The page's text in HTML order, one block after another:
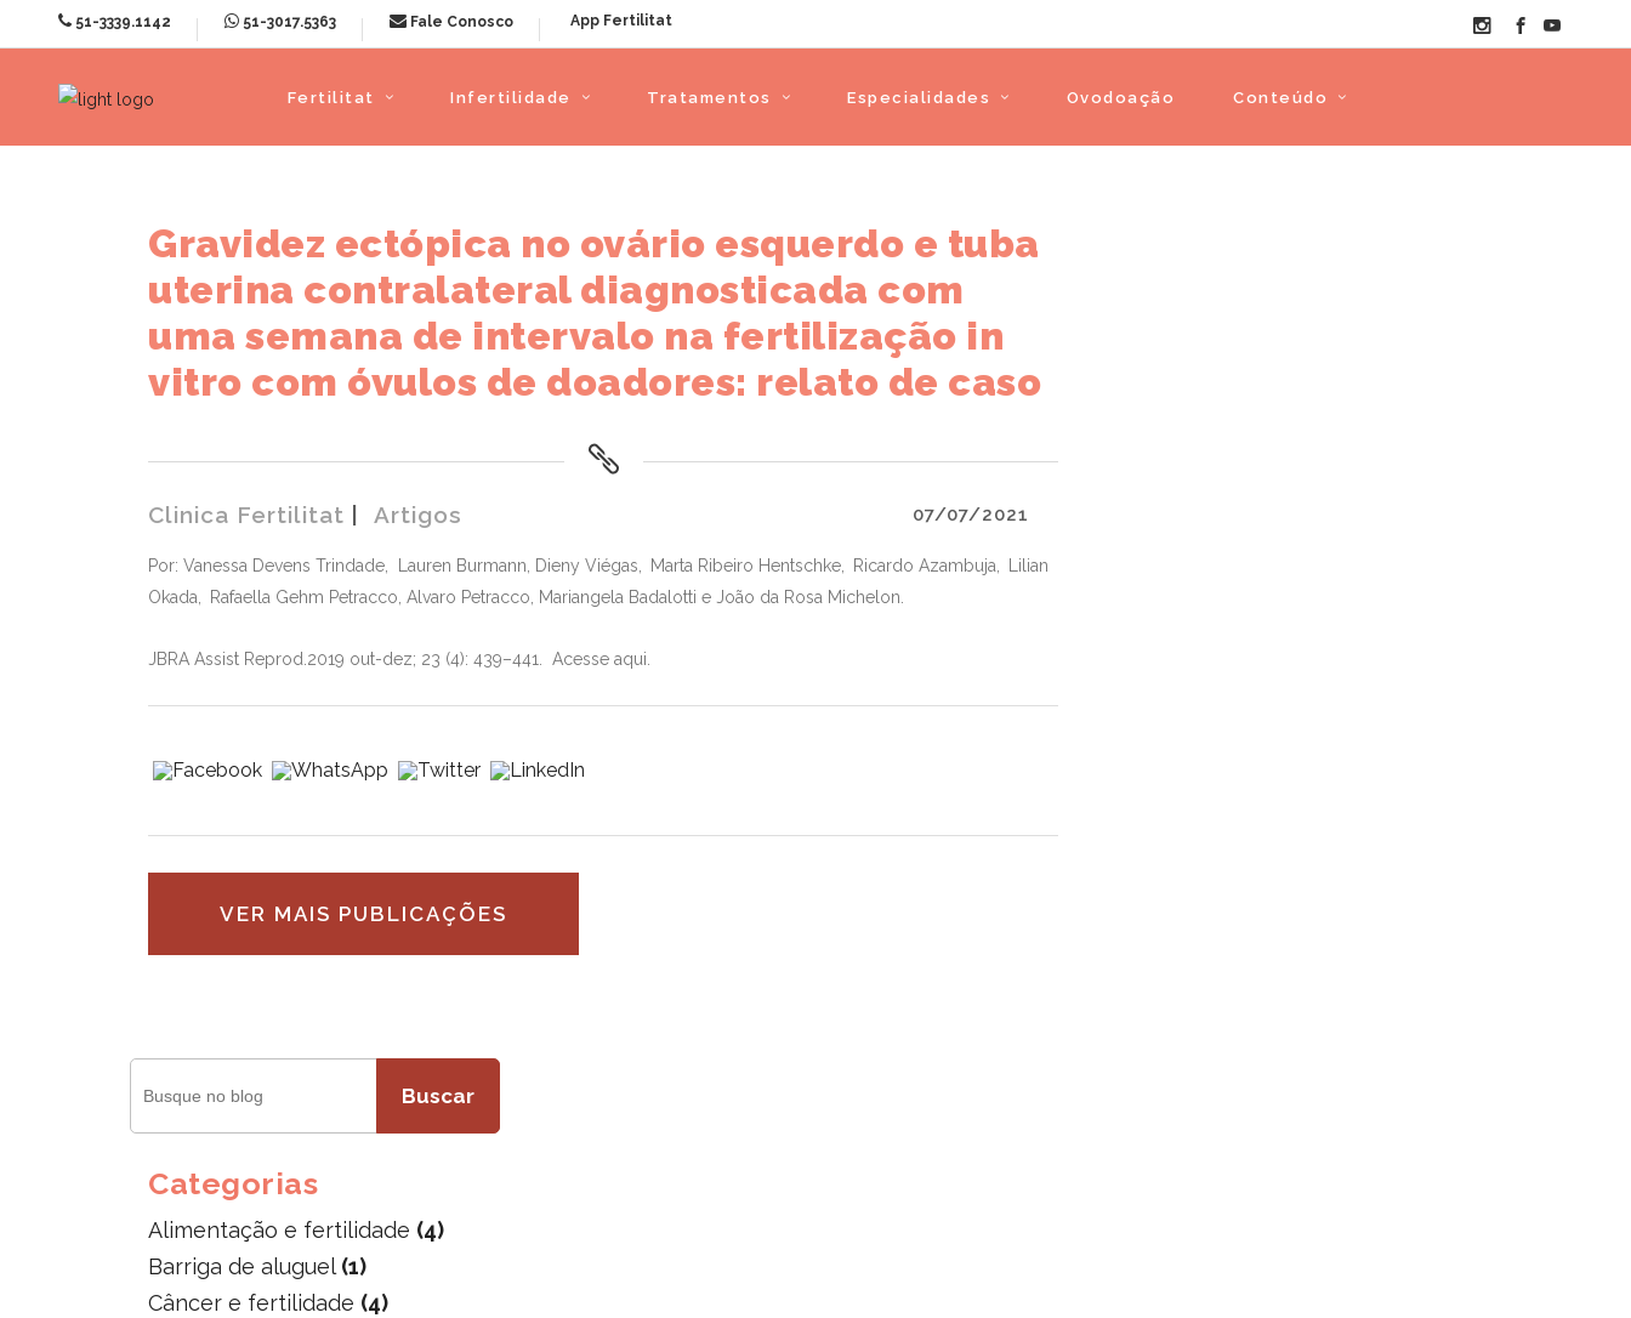
51-3339.1142 51-3017.5363 Fale Conosco App Fertilitat
Fertilitat Infertilidade Tratamentos Especialidades Ovodoação Conteúdo
Gravidez ectópica no ovário esquerdo e tuba
uterina contralateral diagnosticada com
uma semana de intervalo na fertilização in
vitro com óvulos de doadores: relato de caso
07/07/2021
Clinica Fertilitat Artigos
Por: Vanessa Devens Trindade, Lauren Burmann, Dieny Viégas, Marta Ribeiro Hentschke, Ricardo Azambuja,
Lilian
Okada,
Rafaella Gehm Petracco, Alvaro Petracco, Mariangela Badalotti e João da Rosa Michelon.
JBRA Assist Reprod. 2019 out-dez; 23 (4): 439–441. Acesse aqui.
VER MAIS PUBLICAÇÕES
Buscar
Categorias
Alimentação e fertilidade (4)
Barriga de aluguel (1)
Câncer e fertilidade (4)